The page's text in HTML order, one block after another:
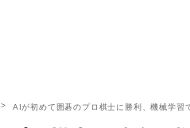
AIが初めて囲碁のプロ棋士に勝利、機械学